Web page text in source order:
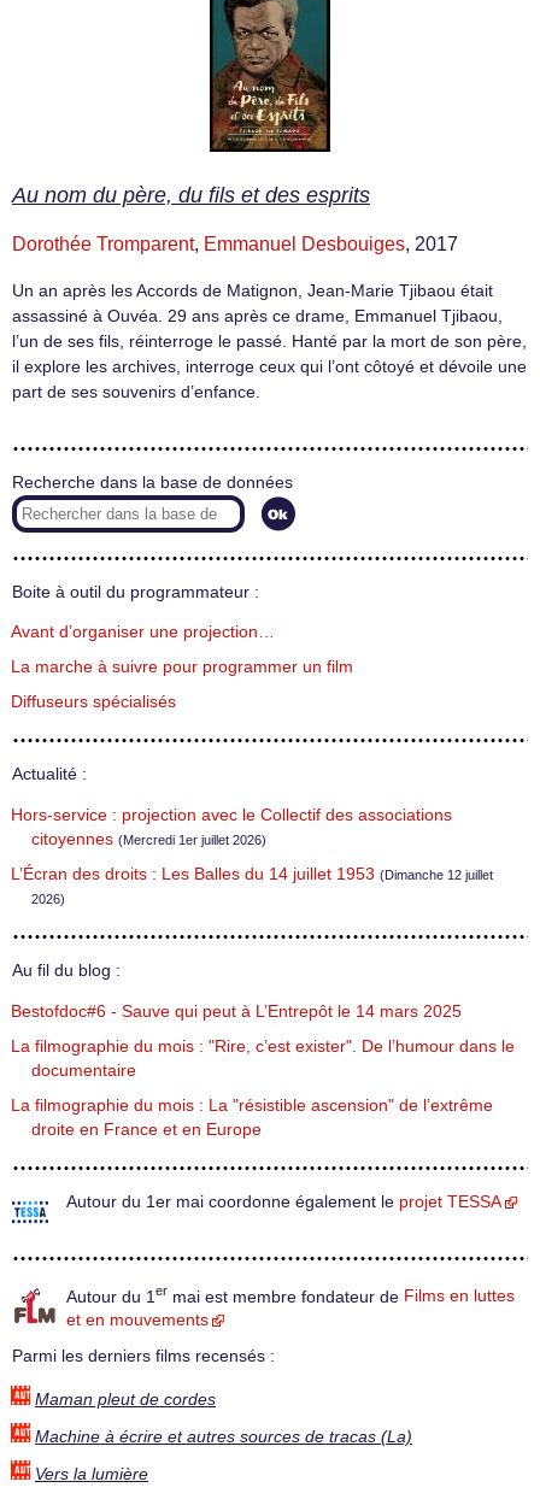
Au nom du père, du fils et des esprits
Dorothée Tromparent, Emmanuel Desbouiges, 2017
Un an après les Accords de Matignon, Jean-Marie Tjibaou était
assassiné à Ouvéa. 29 ans après ce drame, Emmanuel Tjibaou,
l’un de ses fils, réinterroge le passé. Hanté par la mort de son père,
il explore les archives, interroge ceux qui l’ont côtoyé et dévoile une
part de ses souvenirs d’enfance.
Recherche dans la base de données
Boite à outil du programmateur :
Avant d’organiser une projection…
La marche à suivre pour programmer un film
Diffuseurs spécialisés
Actualité :
Hors-service : projection avec le Collectif des associations
citoyennes (Mercredi 1er juillet 2026)
L’Écran des droits : Les Balles du 14 juillet 1953 (Dimanche 12 juillet
2026)
Au fil du blog :
Bestofdoc#6 - Sauve qui peut à L’Entrepôt le 14 mars 2025
La filmographie du mois : "Rire, c’est exister". De l’humour dans le
documentaire
La filmographie du mois : La "résistible ascension" de l’extrême
droite en France et en Europe
Autour du 1er mai coordonne également le projet TESSA
Autour du 1 er mai est membre fondateur de Films en luttes
et en mouvements
Parmi les derniers films recensés :
Maman pleut de cordes
Machine à écrire et autres sources de tracas (La)
Vers la lumière